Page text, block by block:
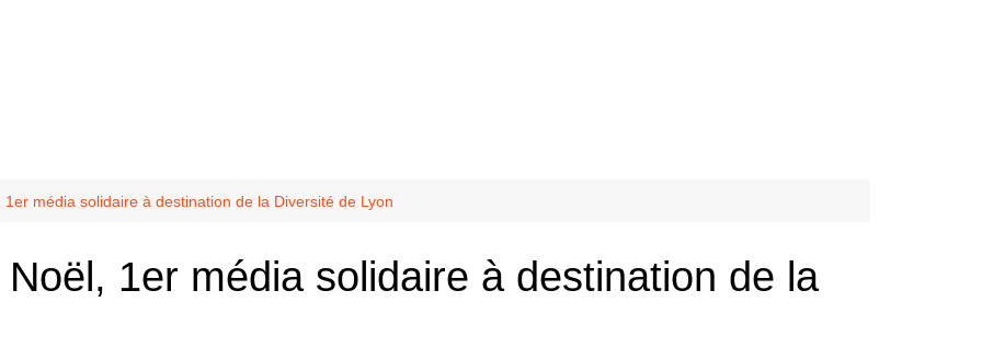
Balmont
La Doua
média solidaire à destination de la Diversité de Lyon
1er média solidaire à destination de la